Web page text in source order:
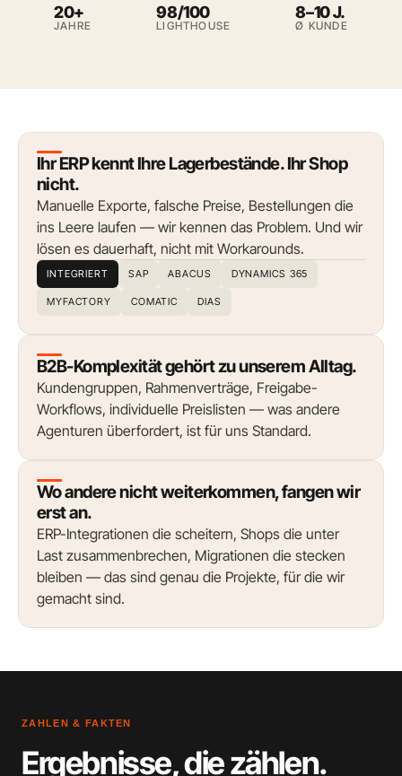
20+
JAHRE
98/100
LIGHTHOUSE
8–10 J.
Ø KUNDE
Ihr ERP kennt Ihre Lagerbestände. Ihr Shop
nicht.
Manuelle Exporte, falsche Preise, Bestellungen die
ins Leere laufen — wir kennen das Problem. Und wir
lösen es dauerhaft, nicht mit Workarounds.
INTEGRIERT SAP ABACUS DYNAMICS 365
MYFACTORY COMATIC DIAS
B2B-Komplexität gehört zu unserem Alltag.
Kundengruppen, Rahmenverträge, Freigabe-
Workflows, individuelle Preislisten — was andere
Agenturen überfordert, ist für uns Standard.
Wo andere nicht weiterkommen, fangen wir
erst an.
ERP-Integrationen die scheitern, Shops die unter
Last zusammenbrechen, Migrationen die stecken
bleiben — das sind genau die Projekte, für die wir
gemacht sind.
ZAHLEN & FAKTEN
Ergebnisse,die zählen.